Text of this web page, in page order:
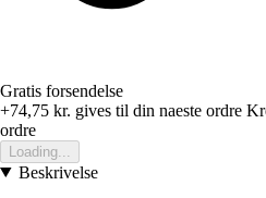
Gratis forsendelse
+74,75 kr. gives til din naeste ordre
ordre
Loading...
Beskrivelse